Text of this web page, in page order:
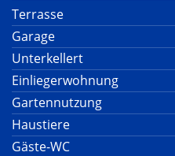
Terrasse
Garage
Unterkellert
Einliegerwohnung
Gartennutzung
Haustiere
Gäste-WC